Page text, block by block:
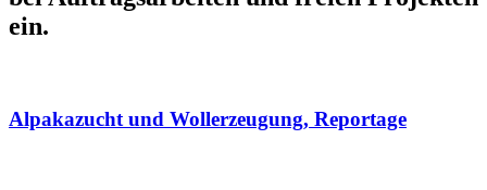
ein.
Alpakazucht und Wollerzeugung, Reportage